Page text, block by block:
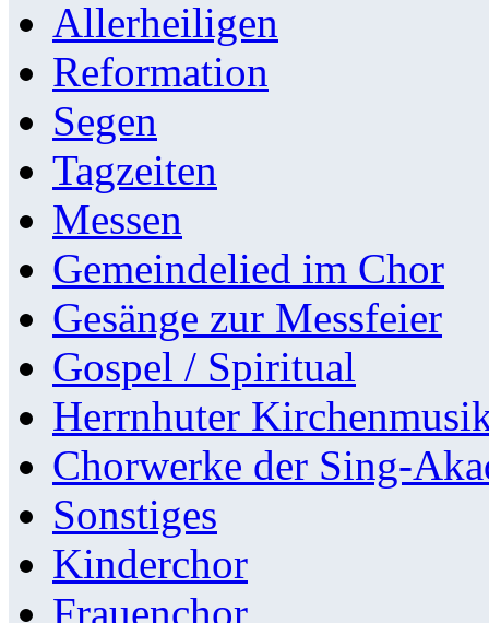
Allerheiligen
Reformation
Segen
Tagzeiten
Messen
Gemeindelied im Chor
Gesänge zur Messfeier
Gospel / Spiritual
Herrnhuter
Chorwerke der Sing-
Sonstiges
Kinderchor
Frauenchor